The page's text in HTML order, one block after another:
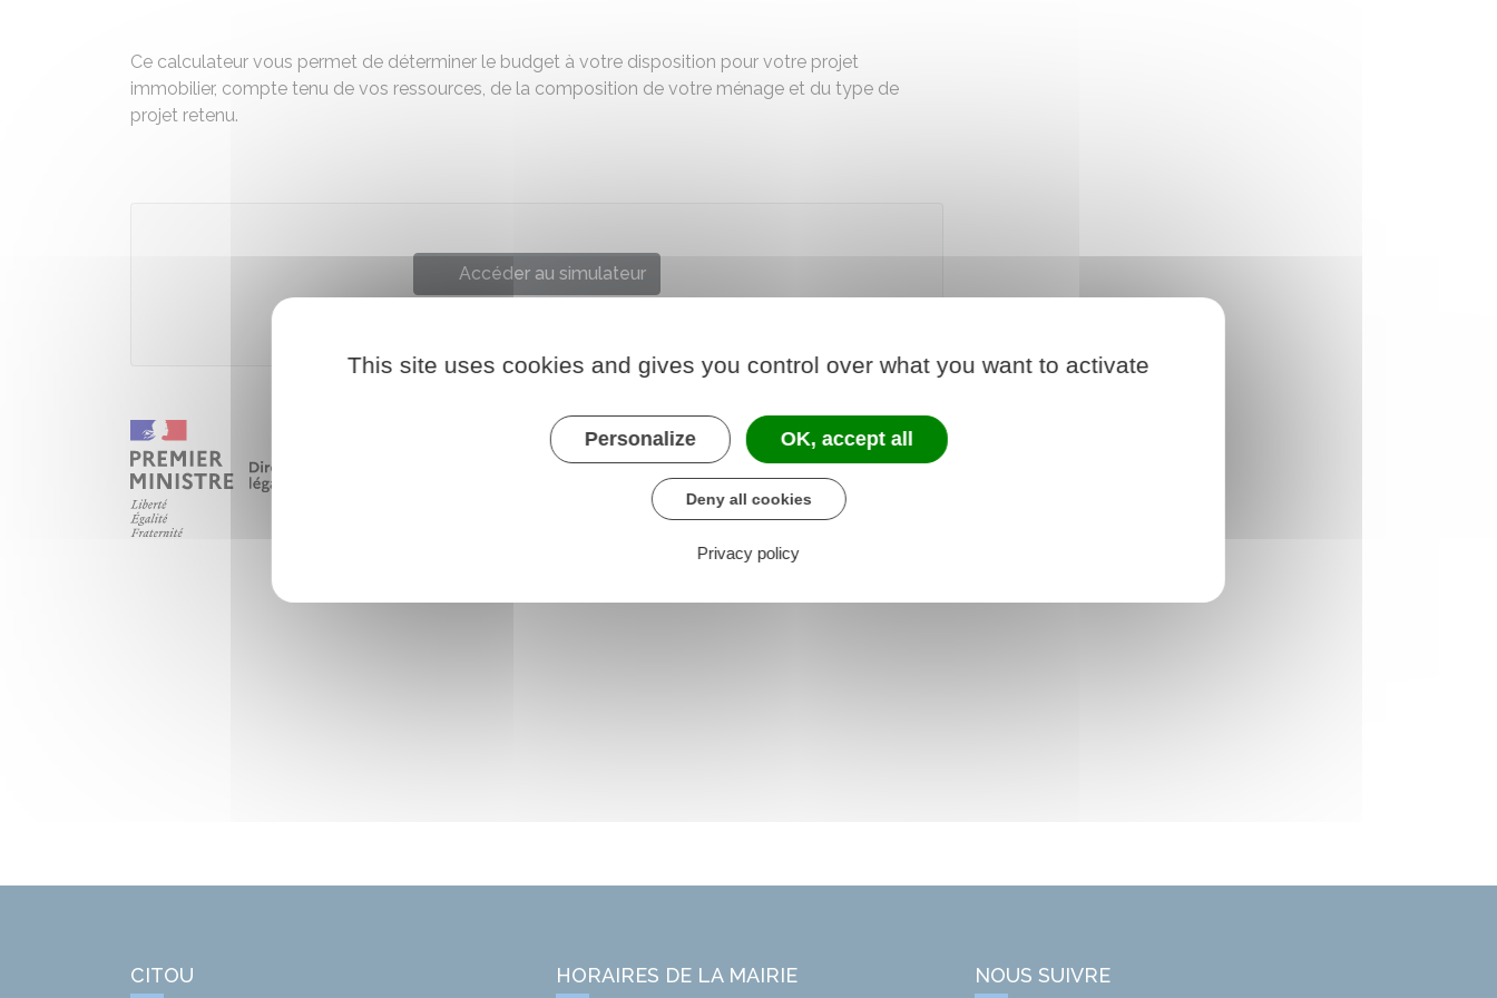
Ce calculateur vous permet de déterminer le budget à votre disposition pour votre projet
immobilier, compte tenu de vos ressources, de la composition de votre ménage et du type de
projet retenu.
Accéder au simulateur
CITOU HORAIRES DE LA MAIRIE NOUS SUIVRE
This site uses cookies and gives you control over what you want to activate
Personalize OK, accept all
Deny all cookies
Privacy policy